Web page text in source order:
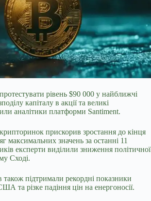
рівень $90 000 у найближчі
капіталу в акції та великі
аналітики платформи Santiment.
прискорив зростання до кінця
максимальних значень за останні 11
експерти виділили зниження політичної
Сході.
також підтримали рекордні показники
та різке падіння цін на енергоносії.